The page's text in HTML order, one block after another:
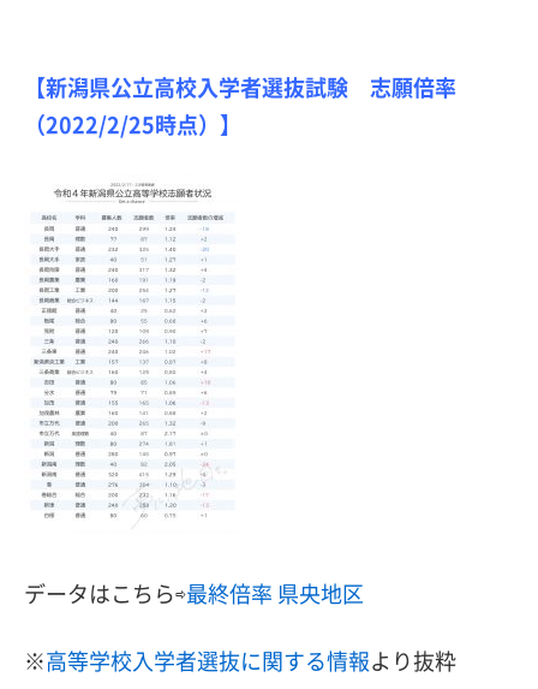
【新潟県公立高校入学者選抜試験 志願倍率
（2022/2/25時点）】
データはこちら⇨最終倍率 県央地区
※高等学校入学者選抜に関する情報より抜粋